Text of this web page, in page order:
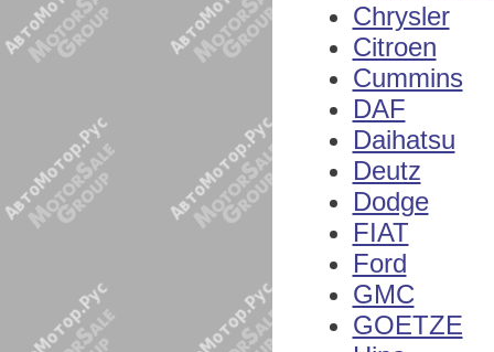
Chrysler
Citroen
Cummins
DAF
Daihatsu
Deutz
Dodge
FIAT
Ford
GMC
GOETZE